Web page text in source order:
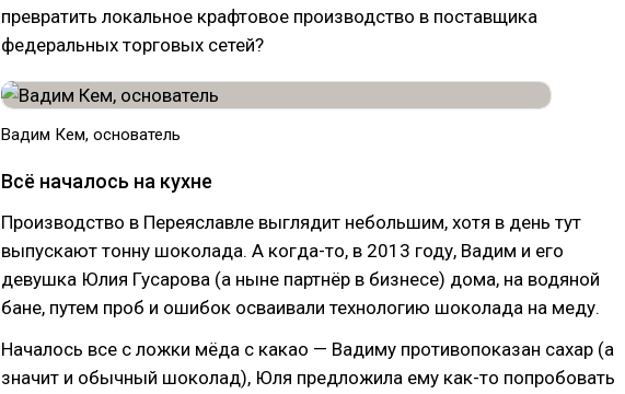
превратить локальное крафтовое производство в поставщика
федеральных торговых сетей?
Вадим Кем, основатель
Всё началось на кухне
Производство в Переяславле выглядит небольшим, хотя в день тут
выпускают тонну шоколада. А когда-то, в 2013 году, Вадим и его
девушка Юлия Гусарова (а ныне партнёр в бизнесе) дома, на водяной
бане, путем проб и ошибок осваивали технологию шоколада на меду.
Началось все с ложки мёда с какао — Вадиму противопоказан сахар (а
значит и обычный шоколад), Юля предложила ему как-то попробовать